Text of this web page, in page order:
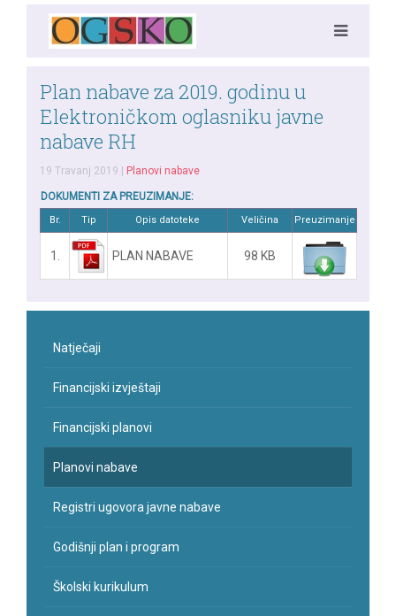
Plan nabave za 2019. godinu u
Elektroničkom oglasniku javne
nabave RH
19 Travanj 2019 Planovi nabave
DOKUMENTI ZA PREUZIMANJE:
Br. Tip Opis datoteke Veličina Preuzimanje
1. PLAN NABAVE 98 KB
Natječaji
Financijski izvještaji
Financijski planovi
Planovi nabave
Registri ugovora javne nabave
Godišnji plan i program
Školski kurikulum